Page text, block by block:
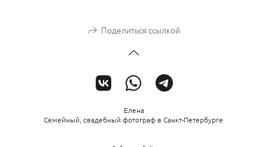
Поделиться ссылкой
Елена
Семейный, свадебный фотограф в Санкт-Петербурге